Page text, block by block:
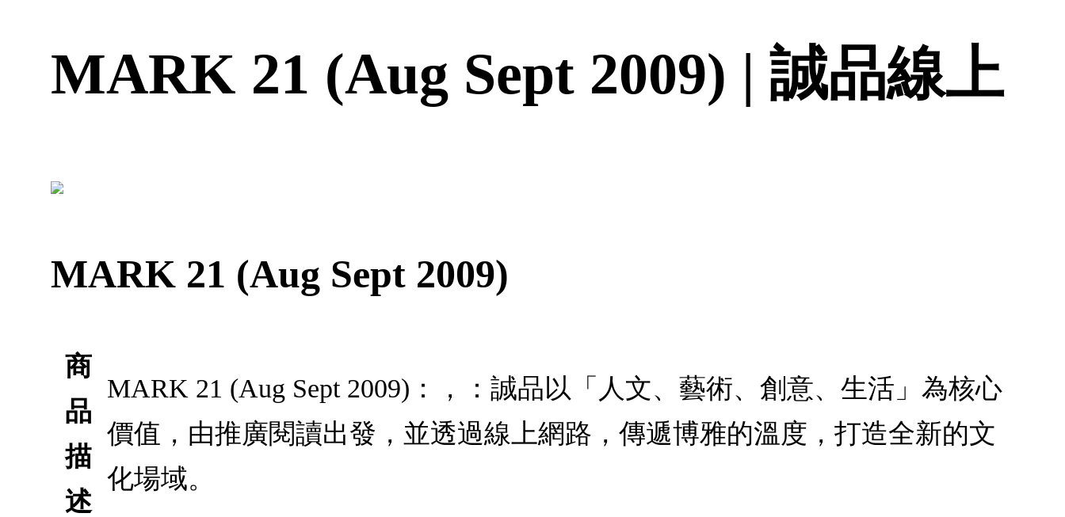
MARK 21 (Aug Sept 2009) | 誠品線上
MARK 21 (Aug Sept 2009)
商
品
描
述
MARK 21 (Aug Sept 2009)：，：誠品以「人文、藝術、創意、生活」為核心
價值，由推廣閱讀出發，並透過線上網路，傳遞博雅的溫度，打造全新的文
化場域。